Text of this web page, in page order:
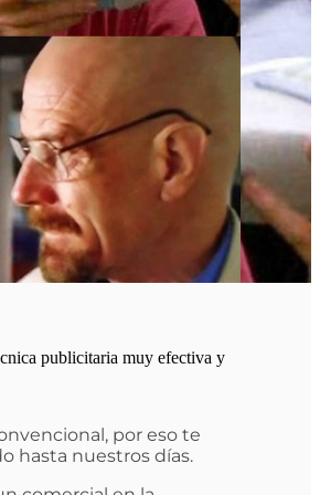
publicitaria muy efectiva y
por eso te
hasta nuestros días.